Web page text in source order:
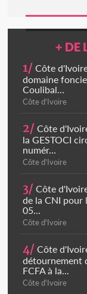
+ DE
1/ Côte
domaine
Coulibal...
Côte d'Ivoire
2/ Côte
la GESTOCI
numér...
Côte d'Ivoire
3/ Côte
de la CNI pour
05...
Côte d'Ivoire
4/ Côte
détournement
FCFA à la...
Côte d'Ivoire